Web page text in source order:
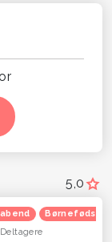
5,0
Deltagere